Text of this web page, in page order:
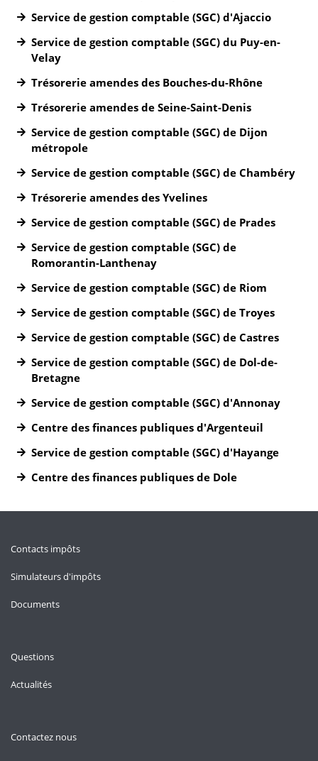
Service de gestion comptable (SGC) d'Ajaccio
Service de gestion comptable (SGC) du Puy-en-
Velay
Trésorerie amendes des Bouches-du-Rhône
Trésorerie amendes de Seine-Saint-Denis
Service de gestion comptable (SGC) de Dijon
métropole
Service de gestion comptable (SGC) de Chambéry
Trésorerie amendes des Yvelines
Service de gestion comptable (SGC) de Prades
Service de gestion comptable (SGC) de
Romorantin-Lanthenay
Service de gestion comptable (SGC) de Riom
Service de gestion comptable (SGC) de Troyes
Service de gestion comptable (SGC) de Castres
Service de gestion comptable (SGC) de Dol-de-
Bretagne
Service de gestion comptable (SGC) d'Annonay
Centre des finances publiques d'Argenteuil
Service de gestion comptable (SGC) d'Hayange
Centre des finances publiques de Dole
Contacts impôts
Simulateurs d'impôts
Documents
Questions
Actualités
Contactez nous